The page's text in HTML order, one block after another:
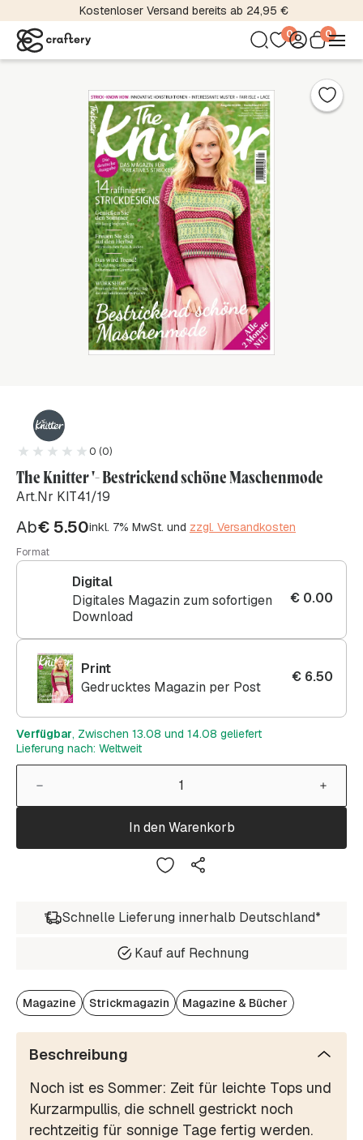
Kostenloser Versand bereits ab 24,95 €
0 0
0 (0)
The Knitter '- Bestrickend schöne Maschenmode
Art.Nr KIT41/19
Ab€ 5.50inkl. 7% MwSt. und zzgl. Versandkosten
Format
Digital
Digitales Magazin zum sofortigen
Download
€ 0.00
Print
Gedrucktes Magazin per Post
€ 6.50
Verfügbar, Zwischen 13.08 und 14.08 geliefert
Lieferung nach: Weltweit
In den Warenkorb
Schnelle Lieferung innerhalb Deutschland*
Kauf auf Rechnung
Magazine Strickmagazin Magazine & Bücher
Beschreibung
Noch ist es Sommer: Zeit für leichte Tops und
Kurzarmpullis, die schnell gestrickt noch
rechtzeitig für sonnige Tage fertig werden.